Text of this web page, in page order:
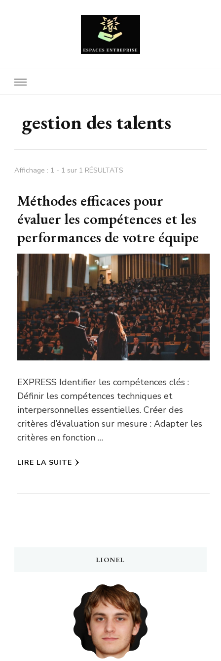
gestion des talents
Affichage : 1 - 1 sur 1 RÉSULTATS
Méthodes efficaces pour
évaluer les compétences et les
performances de votre équipe
EXPRESS Identifier les compétences clés :
Définir les compétences techniques et
interpersonnelles essentielles. Créer des
critères d’évaluation sur mesure : Adapter les
critères en fonction …
LIRE LA SUITE
LIONEL